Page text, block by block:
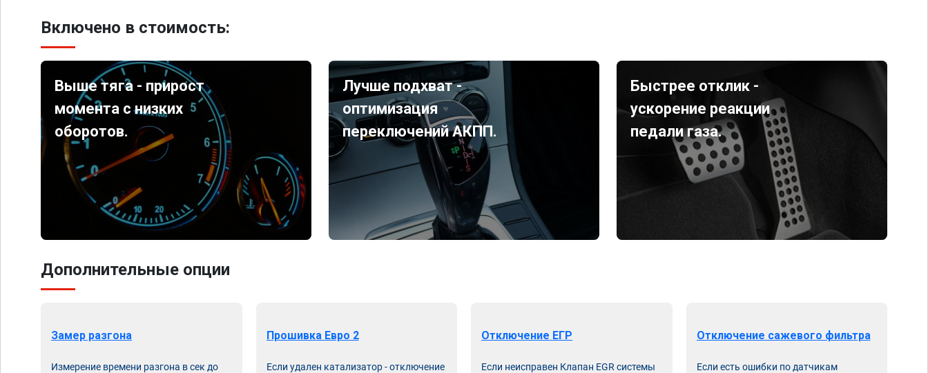
Включено в стоимость:
Выше тяга - прирост
момента с низких
оборотов.
Лучше подхват -
оптимизация
переключений АКПП.
Быстрее отклик -
ускорение реакции
педали газа.
Дополнительные опции
Замер разгона
Измерение времени разгона в сек до
Прошивка Евро 2
Если удален катализатор - отключение
Отключение ЕГР
Если неисправен Клапан EGR системы
Отключение сажевого фильтра
Если есть ошибки по датчикам